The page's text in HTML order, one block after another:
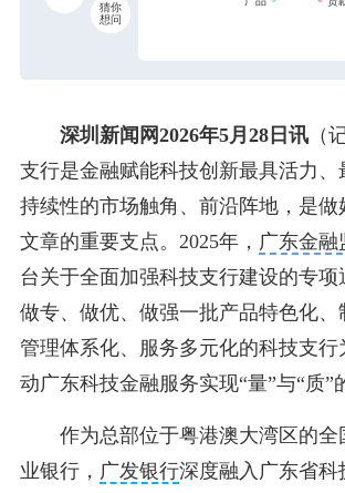
猜你
想问
深圳新闻网2026年5月28日讯（
支行是金融赋能科技创新最具活力、
持续性的市场触角、前沿阵地，是做
文章的重要支点。2025年， 广东金融
台关于全面加强科技支行建设的专项
做专、做优、做强一批产品特色化、
管理体系化、服务多元化的科技支行
动广东科技金融服务实现“量”与“质”
作为总部位于粤港澳大湾区的全
业银行， 广发银行深度融入广东省科